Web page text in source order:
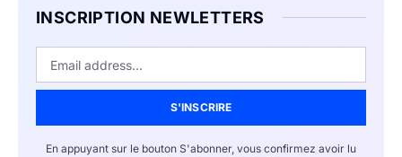
INSCRIPTION NEWLETTERS
S'INSCRIRE
En appuyant sur le bouton S'abonner, vous confirmez avoir lu